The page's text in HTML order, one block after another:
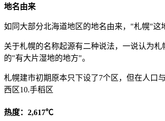
地名由来
如同大部分北海道地区的地名由来，"札幌"这
关于札幌的名称起源有二种说法，一说认为
的"有大片湿地的地方"。
札幌建市初期原本只下设了7个区，但在人口
西区10.手稻区
热度：2,617℃